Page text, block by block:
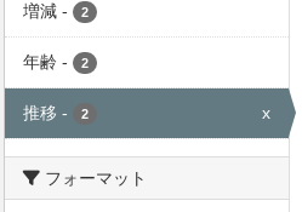
増減 - 2
年齢 - 2
推移 - 2 x
フォーマット